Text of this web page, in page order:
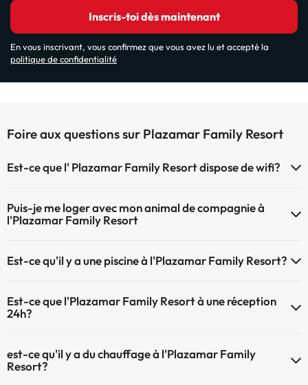
Inscris-toi dès maintenant
En vous inscrivant, vous confirmez que vous avez lu et accepté la
politique de confidentialité
Foire aux questions sur Plazamar Family Resort
Est-ce que l' Plazamar Family Resort dispose de wifi?
Puis-je me loger avec mon animal de compagnie à
l'Plazamar Family Resort
pas admis.
Est-ce qu'il y a une piscine à l'Plazamar Family Resort?
plus d'info sur la piscine et d'autres installations.
Est-ce que l'Plazamar Family Resort à une réception
24h?
est-ce qu'il y a du chauffage à l'Plazamar Family
Resort?